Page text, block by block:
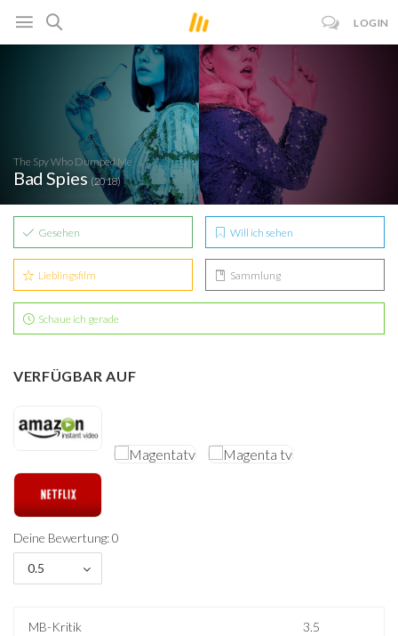
LOGIN
The Spy Who Dumped Me
Bad Spies (2018)
Gesehen Will ich sehen
Lieblingsfilm Sammlung
Schaue ich gerade
VERFÜGBAR AUF
Deine Bewertung: 0
0.5
MB-Kritik 3.5